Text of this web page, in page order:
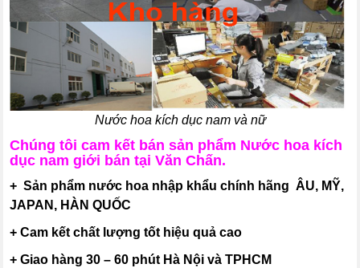
Nước hoa kích dục nam và nữ
Chúng tôi cam kết bán sản phẩm Nước hoa kích
dục nam giới bán tại Văn Chấn.
+ Sản phẩm nước hoa nhập khẩu chính hãng ÂU, MỸ,
JAPAN, HÀN QUỐC
+ Cam kết chất lượng tốt hiệu quả cao
+ Giao hàng 30 – 60 phút Hà Nội và TPHCM